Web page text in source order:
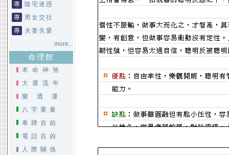
專
陰宅迷惑
專
男女交往
專
夫妻失愛
more...
命理館
本命神煞
大運流年
樂透運
八字重量
車牌吉凶
電話吉凶
人際關係